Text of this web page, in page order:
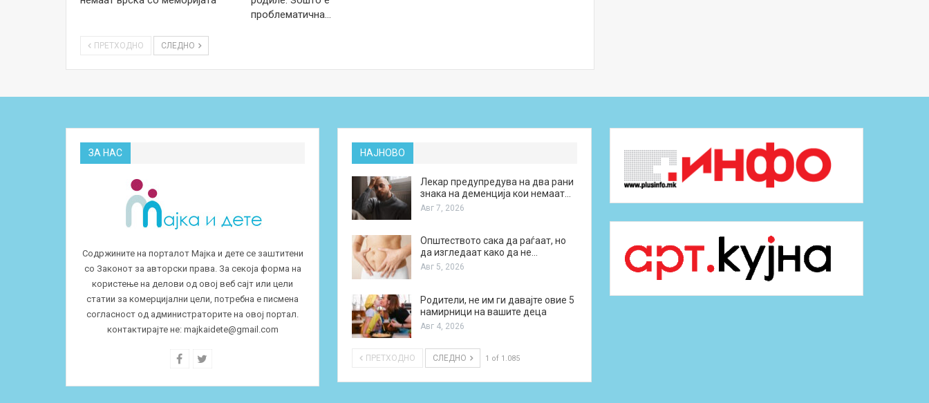
проблематична…
ПРЕТХОДНО СЛЕДНО
ЗА НАС
Содржините на порталот Мајка и дете се заштитени
со Законот за авторски права. За секоја форма на
користење на делови од овој веб сајт или цели
статии за комерцијални цели, потребна е писмена
согласност од администраторите на овој портал.
контактирајте не: majkaidete@gmail.com
НАЈНОВО
Лекар предупредува на два рани
знака на деменција кои немаат…
Авг 7, 2026
Општеството сака да раѓаат, но
да изгледаат како да не…
Авг 5, 2026
Родители, не им ги давајте овие 5
намирници на вашите деца
Авг 4, 2026
ПРЕТХОДНО СЛЕДНО 1 of 1.085